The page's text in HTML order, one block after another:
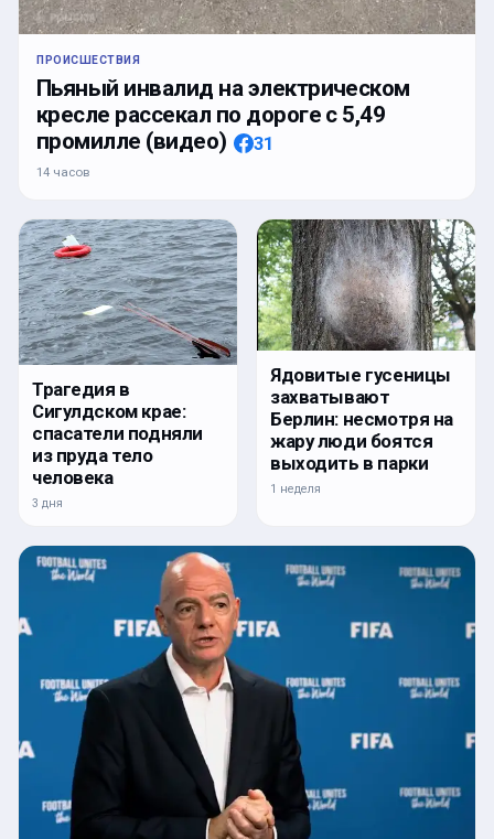
ПРОИСШЕСТВИЯ
Пьяный инвалид на электрическом
кресле рассекал по дороге с 5,49
промилле (видео)
31
14 часов
Трагедия в
Сигулдском крае:
спасатели подняли
из пруда тело
человека
3 дня
Ядовитые гусеницы
захватывают
Берлин: несмотря на
жару люди боятся
выходить в парки
1 неделя